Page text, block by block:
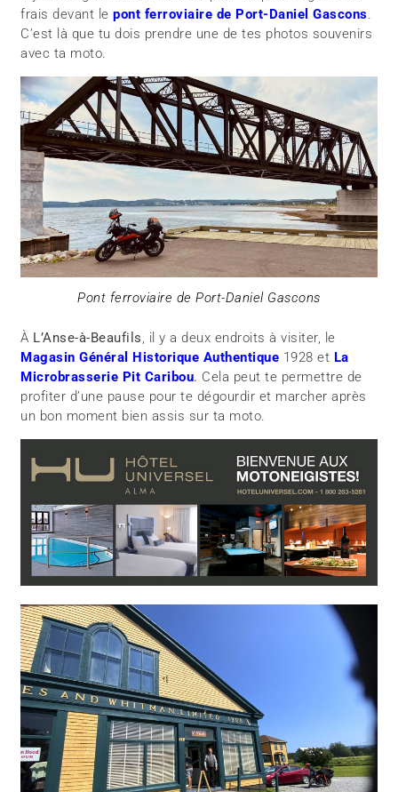
frais devant lepont ferroviaire de Port-Daniel Gascons.
C’est là que tu dois prendre une de tes photos souvenirs
avec ta moto.
Pont ferroviaire de Port-Daniel Gascons
À L’Anse-à-Beaufils
, il y a deux endroits à visiter, le
Magasin Général Historique Authentique 1928 et La
Microbrasserie Pit Caribou. Cela peut te permettre de
profiter d’une pause pour te dégourdir et marcher après
un bon moment bien assis sur ta moto.